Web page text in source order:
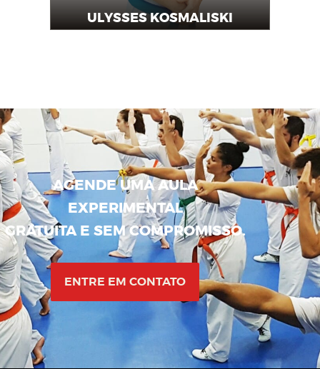
ULYSSES KOSMALISKI
Instrutor
AGENDE UMA AULA
EXPERIMENTAL
GRATUITA E SEM COMPROMISSO.
ENTRE EM CONTATO